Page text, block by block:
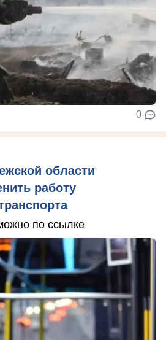
0
области
работу
по ссылке